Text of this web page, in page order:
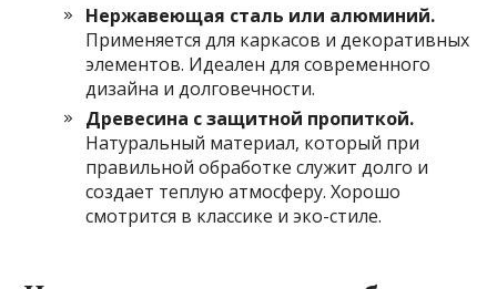
Нержавеющая сталь или алюминий.
Применяется для каркасов и декоративных
элементов. Идеален для современного
дизайна и долговечности.
Древесина с защитной пропиткой.
Натуральный материал, который при
правильной обработке служит долго и
создает теплую атмосферу. Хорошо
смотрится в классике и эко-стиле.